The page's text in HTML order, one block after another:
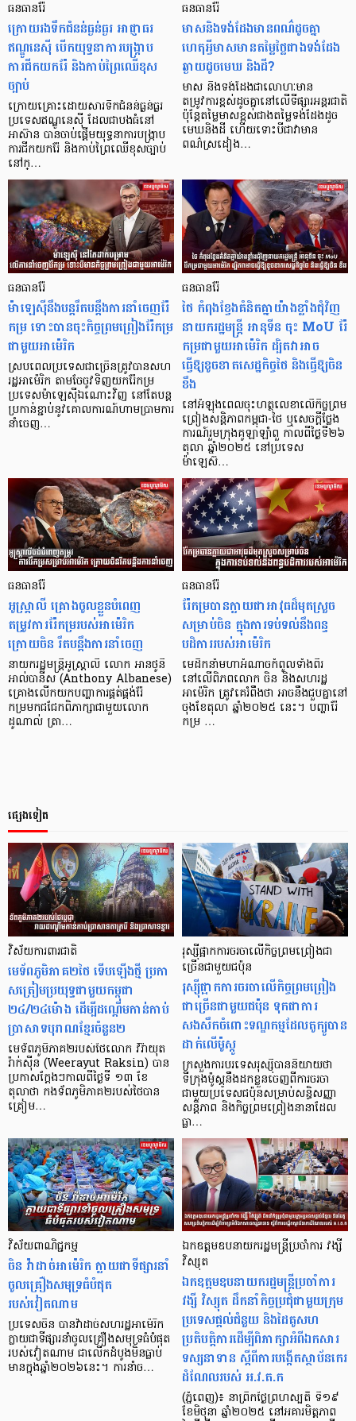
ធនធានរ៉ែ
ក្រោយរងទឹកជំនន់ធ្ងន់ធ្ងរ អាជ្ញាធរ
ឥណ្ឌូនេស៊ី បើកយុទ្ធនាការបង្ក្រាប
ការជីកយករ៉ែ និងកាប់ព្រៃឈើខុស
ច្បាប់
ក្រោយគ្រោះដោយសារទឹកជំនន់ធ្ងន់ធ្ងរ
ប្រទេសឥណ្ឌូនេស៊ី ដែលជាបងធំនៅ
អាស៊ាន បានចាប់ផ្តើមយុទ្ធនាការបង្ក្រាប
ការជីកយករ៉ែ និងកាប់ព្រៃឈើខុសច្បាប់
នៅក្…
ធនធានរ៉ែ
មាសនិងទង់ដែងមានពណ៌ដូចគ្នា
ហេតុអ្វីមាសមានតម្លៃថ្លៃជាងទង់ដែង
ឆ្ងាយដូចមេឃ និងដី?
មាស និងទង់ដែងជាលោហៈមាន
តម្រូវការខ្ពស់ដូចគ្នានៅលើទីផ្សារអន្តរជាតិ
ប៉ុន្តែតម្លៃមាសខ្ពស់ជាងតម្លៃទង់ដែងដូច
មេឃនិងដី ហើយទោះបីជាវាមាន
ពណ៌ស្រដៀង…
ធនធានរ៉ែ
ម៉ាឡេស៊ីនឹងបន្តរឹតបន្តឹងការនាំចេញរ៉ែ
កម្រ ទោះបានចុះកិច្ចព្រមព្រៀងរ៉ែកម្រ
ជាមួយអាម៉េរិក
ស្របពេលប្រទេសជាច្រើនត្រូវបានសហ
រដ្ឋអាម៉េរិក តាមចែចូវទិញយករ៉ែកម្រ
ប្រទេសម៉ាឡេស៊ីឯណោះវិញ នៅតែបន្ដ
ប្រកាន់ខ្ជាប់នូវគោលការណ៍ហាមប្រាមការ
នាំចេញ…
ធនធានរ៉ែ
ថៃ កំពុងខ្វែងគំនិតគ្នាយ៉ាងខ្លាំងជុំវិញ
នាយករដ្ឋមន្ត្រី អានុទីន ចុះ MoU រ៉ែ
កម្រជាមួយអាម៉េរិក ដ្បិតវាអាច
ធ្វើឱ្យខូចខាតសេដ្ឋកិច្ចថៃ និងធ្វើឱ្យចិន
ខឹង
នៅអំឡុងពេលចុះហត្ថលេខាលើកិច្ចព្រម
ព្រៀងសន្តិភាពកម្ពុជា-ថៃ ឬសេចក្ដីថ្លែង
ការណ៍រួមក្រុងគូឡាឡាំពួ កាលពីថ្ងៃទី២៦
តុលា ឆ្នាំ២០២៥ នៅប្រទេស
ម៉ាឡេស៊…
ធនធានរ៉ែ
អូស្ត្រាលី គ្រោងចូលខ្លួនបំពេញ
តម្រូវការរ៉ែកម្ររបស់អាម៉េរិក
ក្រោយចិន រឹតបន្តឹងការនាំចេញ
នាយករដ្ឋមន្ត្រីអូស្ត្រាលី លោក អានថូនី
អាល់បានីស (Anthony Albanese)
គ្រោងលើកយកបញ្ហាការផ្គត់ផ្គង់រ៉ែ
កម្រមកជជែកពិភាក្សាជាមួយលោក
ដូណាល់ ត្រា…
ធនធានរ៉ែ
រ៉ែកម្របានក្លាយជាអាវុធដ៏មុតស្រួច
សម្រាប់ចិន ក្នុងការទប់ទល់នឹងពន្ធ
បដិការរបស់អាម៉េរិក
មេដឹកនាំមហាអំណាចកំពូលទាំងពីរ
នៅលើពិភពលោក ចិន និងសហរដ្ឋ
អាម៉េរិក ត្រូវគេរំពឹងថា អាចនឹងជួបគ្នានៅ
ចុងខែតុលា ឆ្នាំ២០២៥ នេះ។ បញ្ហារ៉ែ
កម្រ …
ផ្សេងទៀត
វិស័យការពារជាតិ
មេទ័ពភូមិភាគ២ថៃ​ ទើបឡើងថ្មី ប្រកា
សត្រៀមប្រយុទ្ធជាមួយកម្ពុជា
២៤/២៤ម៉ោង ដើម្បីដណ្ដើម​កាន់កាប់​
ប្រាសាទបុរាណខ្មែរចំនួន២
មេទ័ពភូមិភាគ២របស់ថៃលោក វីរ៉ាយុត
រ៉ាក់ស៊ីន (Weerayut Raksin) បាន
ប្រកាសក្ដែងៗកាលពីថ្ងៃទី ១៣ ខែ
តុលាថា កងទ័ពភូមិភាគ២​របស់ថៃ​បាន
ត្រៀម…
រុស្ស៊ីផ្អាកការចរចាលើកិច្ចព្រមព្រៀងជា
ច្រើនជាមួយជប៉ុន
រុស្ស៊ីផ្អាកការចរចាលើកិច្ចព្រមព្រៀង
ជាច្រើនជាមួយជប៉ុន ទុកជាការ
សងសឹកចំពោះទណ្ឌកម្មដែលតូក្យូបាន
ដាក់លើម៉ូស្កូ
ក្រសួងការបរទេសរុស្ស៊ីបាននិយាយថា
ទីក្រុងម៉ូស្គូនឹងដកខ្លួនចេញពីការចរចា
ជាមួយប្រទេសជប៉ុនសម្រាប់សន្ធិសញ្ញា
សន្តិភាព និងកិច្ចព្រមព្រៀងនានាដែល
ធ្លា…
វិស័យពាណិជ្ជកម្ម
ចិន វ៉ាដាច់អាម៉េរិក ក្លាយជាទីផ្សារនាំ
ចូលគ្រឿងសមុទ្រធំបំផុត
របស់វៀតណាម
ប្រទេសចិន បានវ៉ាដាច់សហរដ្ឋអាម៉េរិក
ក្លាយជាទីផ្សារនាំចូលគ្រឿងសមុទ្រធំបំផុត
របស់វៀតណាម ជាលើកដំបូងមិនធ្លាប់
មានក្នុងឆ្នាំ២០២៦​នេះ។ ការនាំច…
ឯកឧត្តមឧបនាយករដ្ឋមន្ត្រីប្រចាំការ វង្សី
វិស្សុត
ឯកឧត្តមឧបនាយករដ្ឋមន្ត្រីប្រចាំការ
វង្សី វិស្សុត ដឹកនាំកិច្ចប្រជុំជាមួយក្រុម
ប្រទេសផ្តល់ជំនួយ និងដៃគូសហ
ប្រតិបត្តិការដើម្បីពិភាក្សាអំពីឯកសារ
ទស្សនាទាន ស្តីពីការបង្កើតស្ថាប័នកេរ
ដំណែលរបស់ អ.វ.ត.ក
(ភ្នំពេញ)៖ នាព្រឹកថ្ងៃព្រហស្បតិ៍ ទី១៩
ខែមិថុនា ឆ្នាំ២០២៥ នៅអគារមិត្តភាព